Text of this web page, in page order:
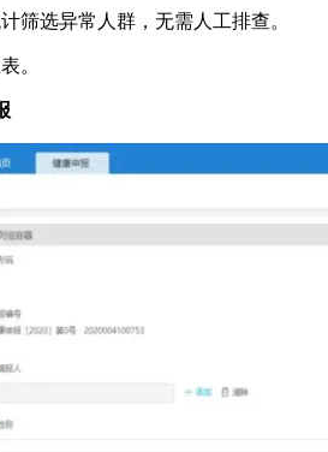
筛选异常人群，无需人工排查。
。